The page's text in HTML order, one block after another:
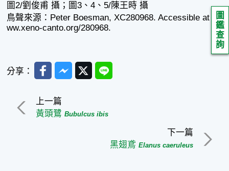
圖
鑑
查
詢
圖2/劉俊甫 攝；圖3、4、5/陳王時 攝
鳥聲來源：Peter Boesman, XC280968. Accessible at w
ww.xeno-canto.org/280968.
分享： FacebookMessenger
TwitterLine
上一篇
黃頭鷺Bubulcus ibis
下一篇
黑翅鳶 Elanus caeruleus